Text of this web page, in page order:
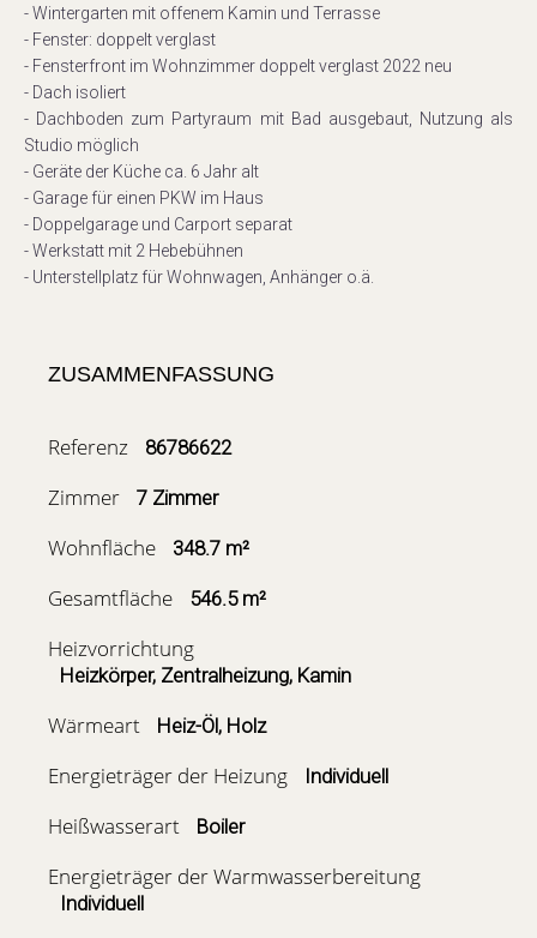
- Wintergarten mit offenem Kamin und Terrasse
- Fenster: doppelt verglast
- Fensterfront im Wohnzimmer doppelt verglast 2022 neu
- Dach isoliert
- Dachboden zum Partyraum mit Bad ausgebaut, Nutzung als
Studio möglich
- Geräte der Küche ca. 6 Jahr alt
- Garage für einen PKW im Haus
- Doppelgarage und Carport separat
- Werkstatt mit 2 Hebebühnen
- Unterstellplatz für Wohnwagen, Anhänger o.ä.
ZUSAMMENFASSUNG
Referenz 86786622
Zimmer 7 Zimmer
Wohnfläche 348.7 m²
Gesamtfläche 546.5 m²
Heizvorrichtung
Heizkörper, Zentralheizung, Kamin
Wärmeart Heiz-Öl, Holz
Energieträger der Heizung Individuell
Heißwasserart Boiler
Energieträger der Warmwasserbereitung
Individuell